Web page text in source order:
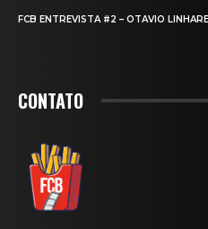
FCB ENTREVISTA #2 – OTAVIO
CONTATO